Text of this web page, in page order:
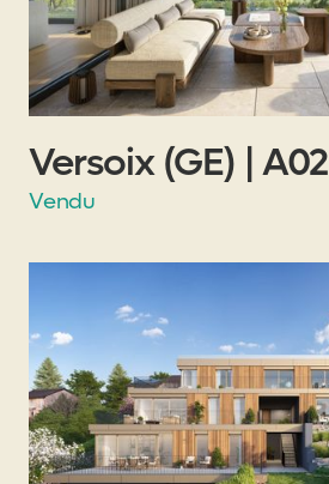
Versoix (GE) | A02
Vendu